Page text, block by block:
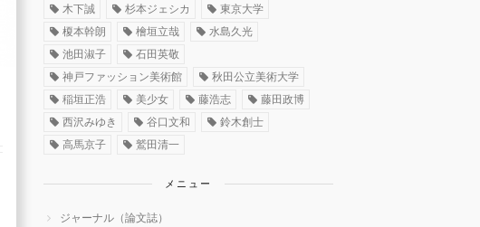
木下誠
杉本ジェシカ
東京大学
榎本幹朗
檜垣立哉
水島久光
池田淑子
石田英敬
神戸ファッション美術館
秋田公立美術大学
稲垣正浩
美少女 藤浩志
藤田政博
西沢みゆき
谷口文和
鈴木創士
高馬京子
鷲田清一
メニュー
ジャーナル（論文誌）